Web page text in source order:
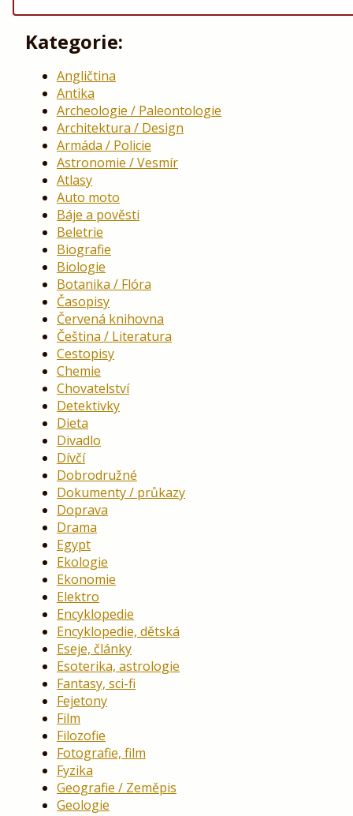
Kategorie:
Angličtina
Antika
Archeologie / Paleontologie
Architektura / Design
Armáda / Policie
Astronomie / Vesmír
Atlasy
Auto moto
Báje a pověsti
Beletrie
Biografie
Biologie
Botanika / Flóra
Časopisy
Červená knihovna
Čeština / Literatura
Cestopisy
Chemie
Chovatelství
Detektivky
Dieta
Divadlo
Dívčí
Dobrodružné
Dokumenty / průkazy
Doprava
Drama
Egypt
Ekologie
Ekonomie
Elektro
Encyklopedie
Encyklopedie, dětská
Eseje, články
Esoterika, astrologie
Fantasy, sci-fi
Fejetony
Film
Filozofie
Fotografie, film
Fyzika
Geografie / Zeměpis
Geologie